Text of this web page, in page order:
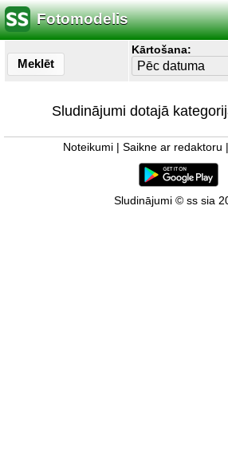
Fotomodelis
Meklēt
Kārtošana:
Sludinājumi dotajā
Noteikumi Saikne ar redaktoru
Sludinājumi © ss sia